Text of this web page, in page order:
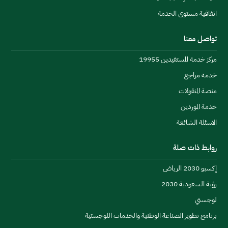
البشرية في القطاع، ونقل أفضل الممارسات والتجارب في
توطين صناعات السكك الحديدية.
اتفاقية مستوى الخدمة
تواصل معنا
مركز خدمة المستفيدين 19955
خدمة مراجع
منصة المنقولات
خدمة الموردين
الاسئلة الشائعة
روابط ذات صلة
إكسبو 2030 الرياض
رؤية السعودية 2030
لوجستي
برنامج تطوير الصناعة الوطنية والخدمات اللوجستية